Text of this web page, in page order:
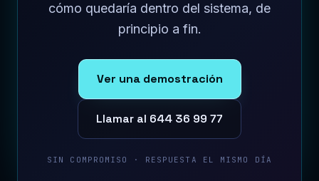
cómo quedaría dentro del sistema, de
principio a fin.
Ver una demostración
Llamar al 644 36 99 77
SIN COMPROMISO · RESPUESTA EL MISMO DÍA